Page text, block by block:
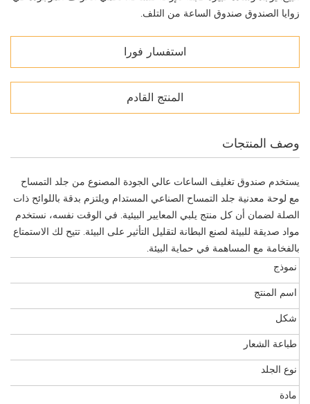
زوايا الصندوق صندوق الساعة من التلف.
استفسار فورا
المنتج القادم
وصف المنتجات
يستخدم صندوق تغليف الساعات عالي الجودة المصنوع من جلد التمساح
مع لوحة معدنية جلد التمساح الصناعي المستدام ويلتزم بدقة باللوائح ذات
الصلة لضمان أن كل منتج يلبي المعايير البيئية. في الوقت نفسه، نستخدم
مواد صديقة للبيئة لصنع البطانة لتقليل التأثير على البيئة. تتيح لك الاستمتاع
بالفخامة مع المساهمة في حماية البيئة.
نموذج
اسم المنتج
شكل
طباعة الشعار
نوع الجلد
مادة